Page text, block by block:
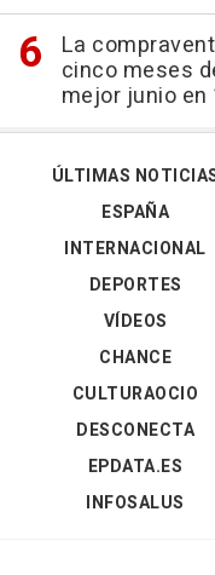
La
cinco meses
mejor junio en
ÚLTIMAS
ESPAÑA
INTERNACIONAL
DEPORTES
VÍDEOS
CHANCE
CULTURAOCIO
DESCONECTA
EPDATA.ES
INFOSALUS